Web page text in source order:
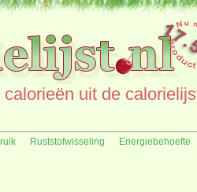
uit de
Ruststofwisseling Energiebehoefte